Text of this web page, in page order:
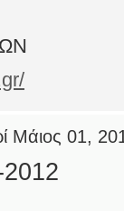
Μάιος 01,